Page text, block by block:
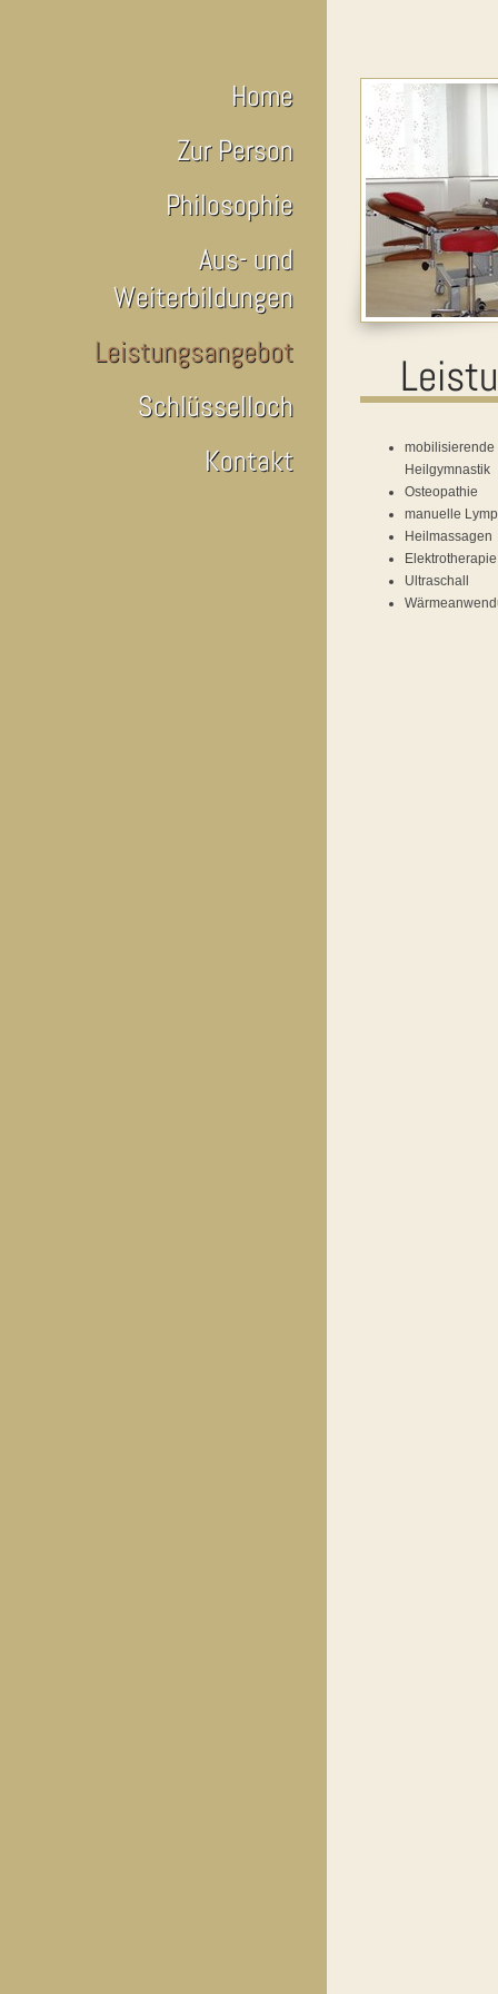
Home
Zur Person
Philosophie
Aus- und
Weiterbildungen
Leistungsangebot
Schlüsselloch
Kontakt
mobilisierende
Heilgymnastik
Osteopathie
manuelle
Heilmassagen
Elektrotherapie
Ultraschall